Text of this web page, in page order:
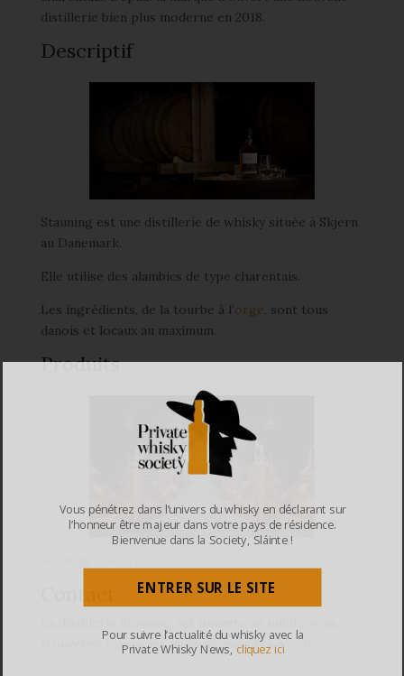
distillerie bien plus moderne en 2018.
Descriptif
Stauning est une distillerie de whisky située à Skjern
au Danemark.
Elle utilise des alambics de type charentais.
Les ingrédients, de la tourbe à l’orge, sont tous
danois et locaux au maximum.
Produits
trouverez toutes les infos nécessaires àce lien
Vous pénétrez dans l’univers du whisky en déclarant sur
l’honneur être majeur dans votre pays de résidence.
Bienvenue dans la Society, Sláinte !
ENTRER SUR LE SITE
Pour suivre l’actualité du whisky avec la
Private Whisky News, cliquez ici